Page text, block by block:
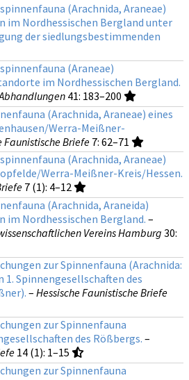
(Arachnida, Araneae)
im Nordhessischen Bergland unter
der siedlungsbestimmenden
(Araneae)
im Nordhessischen Bergland.
41: 183–200
(Arachnida, Araneae) eines
Werra-Meißner-
Faunistische Briefe7: 62–71
(Arachnida, Araneae)
Werra-Meißner-Kreis/Hessen.
7 (1): 4–12
(Arachnida, Araneida)
im Nordhessischen Bergland. –
Vereins Hamburg 30:
zur Spinnenfauna (Arachnida:
1. Spinnengesellschaften des
– Hessische Faunistische Briefe
zur Spinnenfauna
des Rößbergs. –
14 (1): 1–15
zur Spinnenfauna